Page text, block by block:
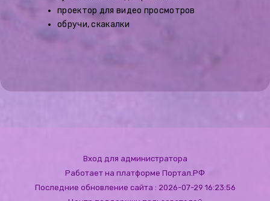
проектор для видео просмотров
обручи, скакалки
Вход для администратора
Работает на платформе Портал.РФ
Последние обновление сайта : 2026-07-29 16:23:56